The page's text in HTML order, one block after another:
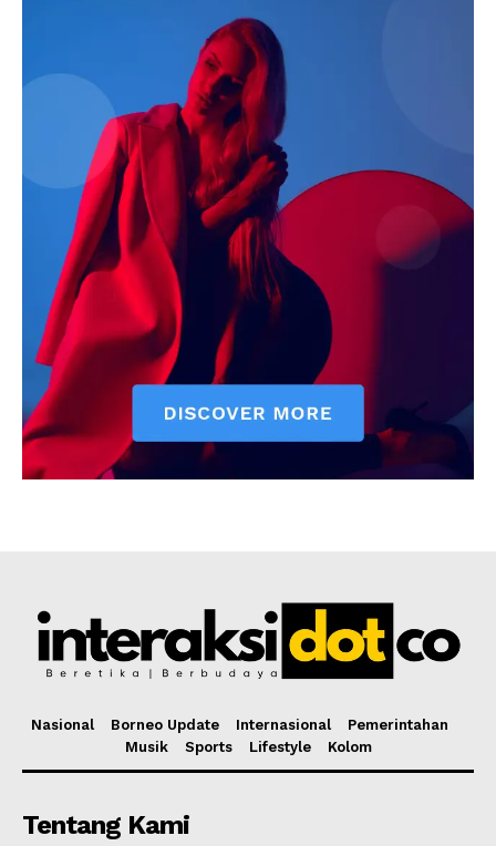
Nasional Borneo Update Internasional
Pemerintahan
Musik
Sports Lifestyle Kolom
Tentang Kami